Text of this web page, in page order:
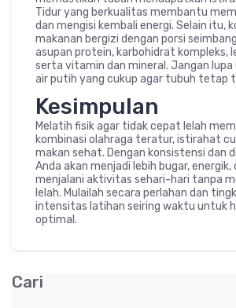
Tidur yang berkualitas membantu
dan mengisi kembali energi. Selain itu,
makanan bergizi dengan porsi
asupan protein, karbohidrat kompleks,
serta vitamin dan mineral. Jangan
air putih yang cukup agar tubuh tetap
Kesimpulan
Melatih fisik agar tidak cepat lelah
kombinasi olahraga teratur, istirahat
makan sehat. Dengan konsistensi dan
Anda akan menjadi lebih bugar, energik,
menjalani aktivitas sehari-hari tanpa
lelah. Mulailah secara perlahan dan
intensitas latihan seiring waktu untuk
optimal.
Cari